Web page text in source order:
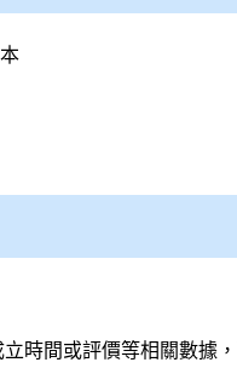
時間或評價等相關數據